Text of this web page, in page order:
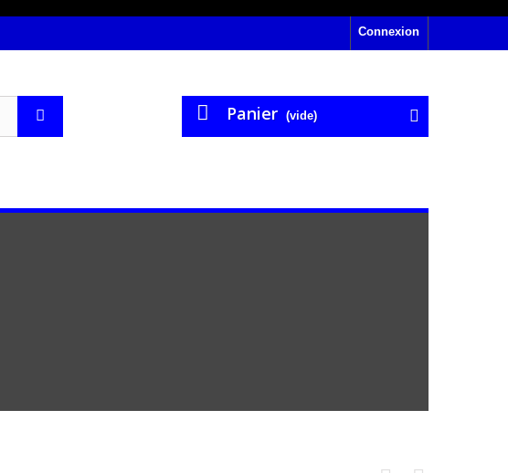
Connexion
Panier (vide)